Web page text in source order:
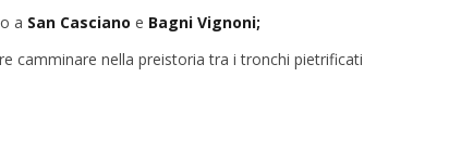
a San Casciano e Bagni Vignoni;
camminare nella preistoria tra i tronchi pietrificati